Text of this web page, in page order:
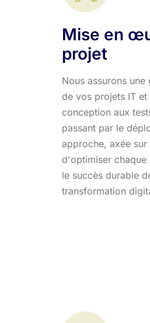
Mise en
projet
Nous assurons
de vos projets IT et
conception aux
passant par le
approche, axée
d'optimiser chaque
le succès durable
transformation